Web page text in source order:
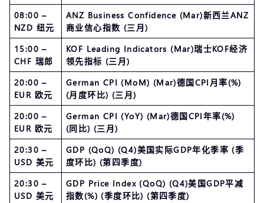
08:00 –
NZD 纽元
ANZ Business Confidence (Mar)新西兰ANZ
商业信心指数 (三月)
15:00 –
CHF 瑞郎
KOF Leading Indicators (Mar)瑞士KOF经济
领先指标 (三月)
20:00 –
EUR 欧元
German CPI (MoM) (Mar)德国CPI月率(%)
(月度环比) (三月)
20:00 –
EUR 欧元
German CPI (YoY) (Mar)德国CPI年率(%)
(同比) (三月)
20:30 –
USD 美元
GDP (QoQ) (Q4)美国实际GDP年化季率 (季
度环比) (第四季度)
20:30 –
USD 美元
GDP Price Index (QoQ) (Q4)美国GDP平减
指数(%) (季度环比) (第四季度)